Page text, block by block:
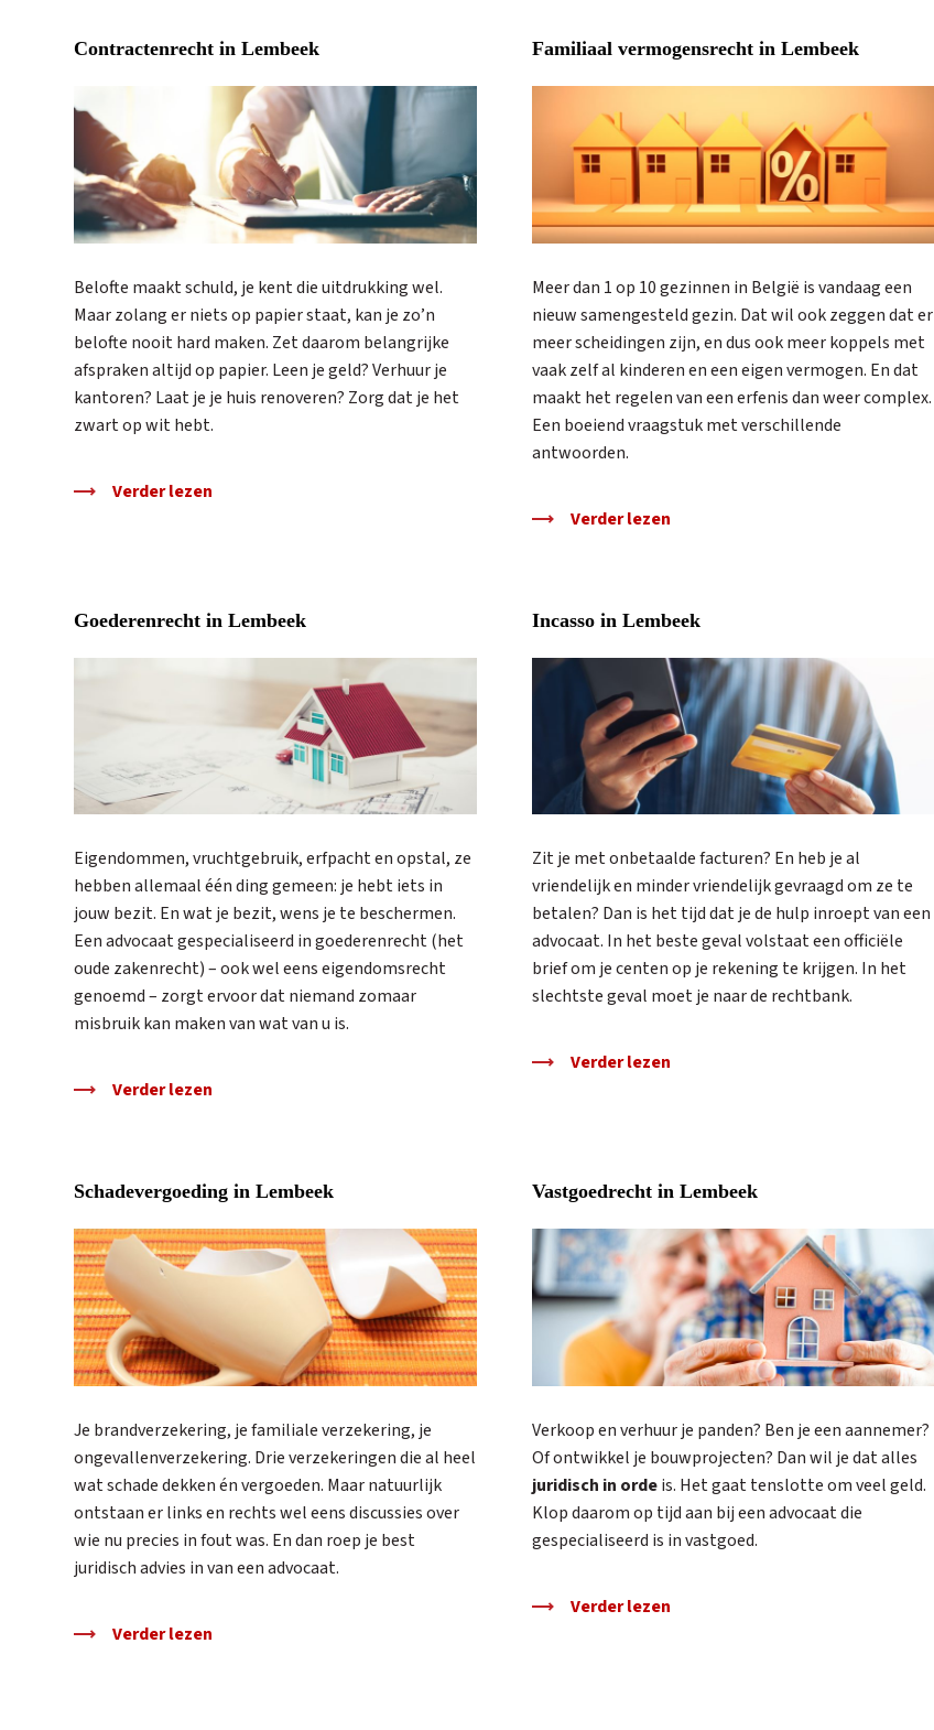
Contractenrecht in Lembeek
Belofte maakt schuld, je kent die uitdrukking wel.
Maar zolang er niets op papier staat, kan je zo’n
belofte nooit hard maken. Zet daarom belangrijke
afspraken altijd op papier. Leen je geld? Verhuur je
kantoren? Laat je je huis renoveren? Zorg dat je het
zwart op wit hebt.
Verder lezen
Familiaal vermogensrecht in Lembeek
Meer dan 1 op 10 gezinnen in België is vandaag een
nieuw samengesteld gezin. Dat wil ook zeggen dat er
meer scheidingen zijn, en dus ook meer koppels met
vaak zelf al kinderen en een eigen vermogen. En dat
maakt het regelen van een erfenis dan weer complex.
Een boeiend vraagstuk met verschillende
antwoorden.
Verder lezen
Goederenrecht in Lembeek
Eigendommen, vruchtgebruik, erfpacht en opstal, ze
hebben allemaal één ding gemeen: je hebt iets in
jouw bezit. En wat je bezit, wens je te beschermen.
Een advocaat gespecialiseerd in goederenrecht (het
oude zakenrecht) – ook wel eens eigendomsrecht
genoemd – zorgt ervoor dat niemand zomaar
misbruik kan maken van wat van u is.
Verder lezen
Incasso in Lembeek
Zit je met onbetaalde facturen? En heb je al
vriendelijk en minder vriendelijk gevraagd om ze te
betalen? Dan is het tijd dat je de hulp inroept van een
advocaat. In het beste geval volstaat een officiële
brief om je centen op je rekening te krijgen. In het
slechtste geval moet je naar de rechtbank.
Verder lezen
Schadevergoeding in Lembeek
Je brandverzekering, je familiale verzekering, je
ongevallenverzekering. Drie verzekeringen die al heel
wat schade dekken én vergoeden. Maar natuurlijk
ontstaan er links en rechts wel eens discussies over
wie nu precies in fout was. En dan roep je best
juridisch advies in van een advocaat.
Verder lezen
Vastgoedrecht in Lembeek
Verkoop en verhuur je panden? Ben je een aannemer?
Of ontwikkel je bouwprojecten? Dan wil je dat alles
juridisch in ordeis. Het gaat tenslotte om veel geld.
Klop daarom op tijd aan bij een advocaat die
gespecialiseerd is in vastgoed.
Verder lezen